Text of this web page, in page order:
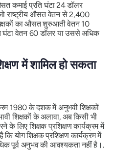
कमाई प्रति घंटा 24 डॉलर
राष्ट्रीय औसत वेतन से 2,400
का औसत शुरुआती वेतन 10
घंटा वेतन 60 डॉलर या उससे अधिक
में शामिल हो सकता
1980 के दशक में अनुभवी शिक्षकों
शिक्षकों के अलावा, अब किसी भी
के लिए शिक्षक प्रशिक्षण कार्यक्रम में
योग शिक्षक प्रशिक्षण कार्यक्रम में
पूर्व अनुभव की आवश्यकता नहीं है।.